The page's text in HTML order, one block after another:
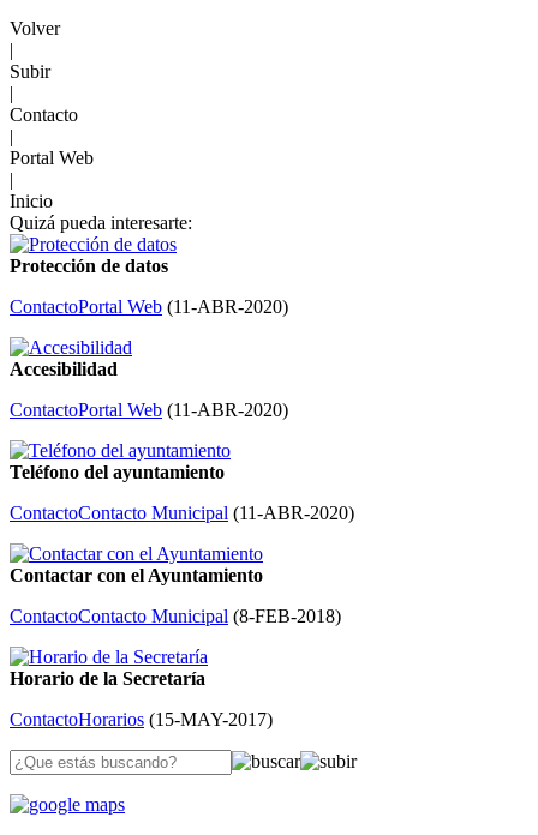
Volver
|
Subir
|
Contacto
|
Portal Web
|
Inicio
Quizá pueda interesarte:
Protección de datos
ContactoPortal Web (11-ABR-2020)
Accesibilidad
ContactoPortal Web (11-ABR-2020)
Teléfono del ayuntamiento
ContactoContacto Municipal (11-ABR-2020)
Contactar con el Ayuntamiento
ContactoContacto Municipal (8-FEB-2018)
Horario de la Secretaría
ContactoHorarios (15-MAY-2017)